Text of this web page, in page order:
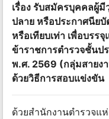
เรื่อง รับสมัครบุคคลผู้
ปลาย หรือประกาศนีย
หรือเทียบเท่า เพื่อบรร
ข้าราชการตำรวจชั้นป
พ.ศ. 2569 (กลุ่มสายง
ด้วยวิธีการสอบแข่งขัน
ด้วยสำนักงานตำรวจแ